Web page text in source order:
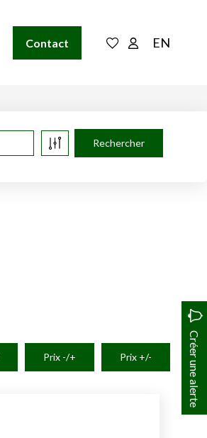
Contact EN
Créer une alerte
Prix -/+ Prix +/-